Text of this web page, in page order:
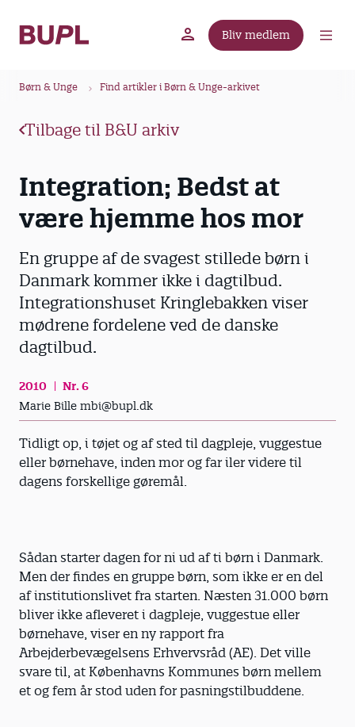
Bliv medlem
Børn & Unge Find artikler i Børn & Unge-arkivet
Tilbage til B&U arkiv
Integration; Bedst at
være hjemme hos mor
En gruppe af de svagest stillede børn i
Danmark kommer ikke i dagtilbud.
Integrationshuset Kringlebakken viser
mødrene fordelene ved de danske
dagtilbud.
2010
Nr. 6
Marie Bille mbi@bupl.dk
Tidligt op, i tøjet og af sted til dagpleje, vuggestue
eller børnehave, inden mor og far iler videre til
dagens forskellige gøremål.
Sådan starter dagen for ni ud af ti børn i Danmark.
Men der findes en gruppe børn, som ikke er en del
af institutionslivet fra starten. Næsten 31.000 børn
bliver ikke afleveret i dagpleje, vuggestue eller
børnehave, viser en ny rapport fra
Arbejderbevægelsens Erhvervsråd (AE). Det ville
svare til, at Københavns Kommunes børn mellem
et og fem år stod uden for pasningstilbuddene.